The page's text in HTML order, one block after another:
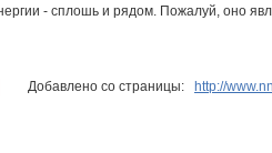
- сплошь и рядом. Пожалуй, оно
Добавлено со страницы: http://